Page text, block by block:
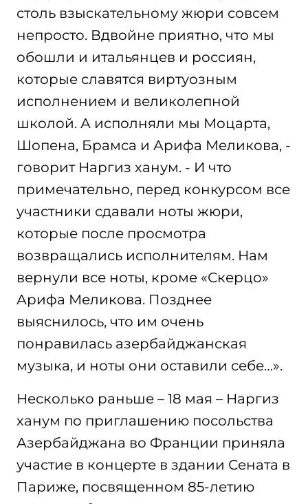
столь взыскательному жюри совсем
непросто. Вдвойне приятно, что мы
обошли и итальянцев и россиян,
которые славятся виртуозным
исполнением и великолепной
школой. А исполняли мы Моцарта,
Шопена, Брамса и Арифа Меликова, -
говорит Наргиз ханум. - И что
примечательно, перед конкурсом все
участники сдавали ноты жюри,
которые после просмотра
возвращались исполнителям. Нам
вернули все ноты, кроме «Скерцо»
Арифа Меликова. Позднее
выяснилось, что им очень
понравилась азербайджанская
музыка, и ноты они оставили себе…».
Несколько раньше – 18 мая – Наргиз
ханум по приглашению посольства
Азербайджана во Франции приняла
участие в концерте в здании Сената в
Париже, посвященном 85-летию